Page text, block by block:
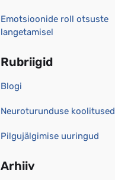
Emotsioonide roll otsuste
langetamisel
Rubriigid
Blogi
Neuroturunduse koolitused
Pilgujälgimise uuringud
Arhiiv